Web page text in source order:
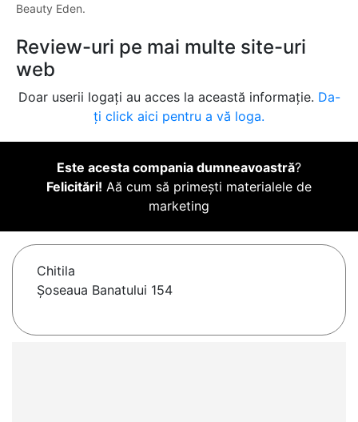
Beauty Eden.
Review-uri pe mai multe site-uri
web
Doar userii logați au acces la această informație. Da-
ți click aici pentru a vă loga.
Este acesta compania dumneavoastră?
Felicitări! Aă cum să primești materialele de
marketing
Chitila
Șoseaua Banatului 154